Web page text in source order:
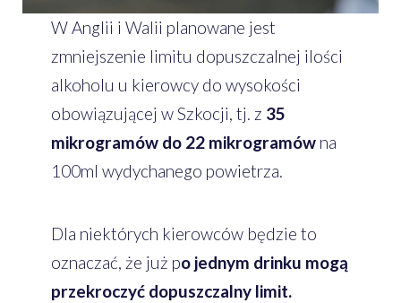
W Anglii i Walii planowane jest
zmniejszenie limitu dopuszczalnej ilości
alkoholu u kierowcy do wysokości
obowiązującej w Szkocji, tj. z 35
mikrogramów do 22 mikrogramówna
100ml wydychanego powietrza.
Dla niektórych kierowców będzie to
oznaczać, że już po jednym drinku mogą
przekroczyć dopuszczalny limit.